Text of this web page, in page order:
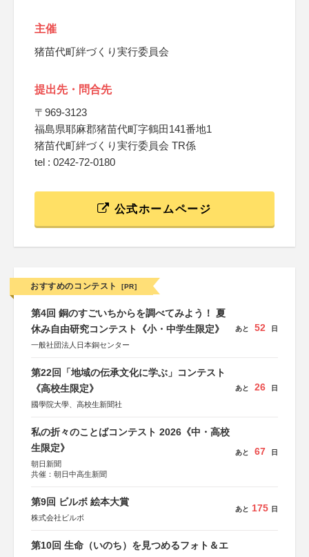
主催
猪苗代町絆づくり実行委員会
提出先・問合先
〒969-3123
福島県耶麻郡猪苗代町字鶴田141番地1
猪苗代町絆づくり実行委員会 TR係
tel : 0242-72-0180
公式ホームページ
おすすめのコンテスト [PR]
第4回 銅のすごいちからを調べてみよう！ 夏
休み自由研究コンテスト《小・中学生限定》
一般社団法人日本銅センター
あと 52 日
第22回「地域の伝承文化に学ぶ」コンテスト
《高校生限定》
國學院大學、高校生新聞社
あと 26 日
私の折々のことばコンテスト 2026《中・高校
生限定》
朝日新聞
共催：朝日中高生新聞
あと 67 日
第9回 ビルボ 絵本大賞
株式会社ビルボ
あと 175 日
第10回 生命（いのち）を見つめるフォト＆エ